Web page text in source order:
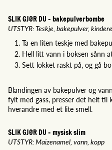
SLIK GJØR DU - bakepulverbombe
UTSTYR: Teskje, bakepulver,
Ta en liten teskje med
Hell litt vann i boksen sånn
Sett lokket raskt på, og gå
Blandingen av bakepulver og
fylt med gass, presser det helt til
hverandre med et lite smell.
SLIK GJØR DU - mysisk slim
UTSTYR: Maizenamel, vann, kopp